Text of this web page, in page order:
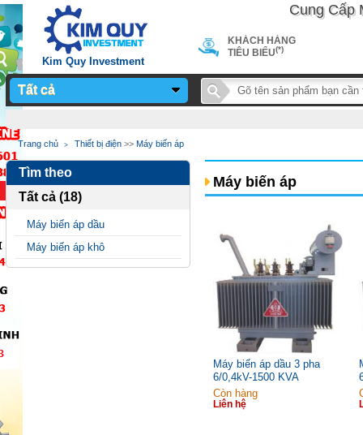
Cung Cấp
Kim Quy Investment
KHÁCH HÀNG
TIÊU BIỂU(*)
Tất cả
Notice : Undefined
variable: page_title in
/home/sieuthimay/domains/sieuthimaycongnghiep.vn/
on line 24
Trang chủ Thiết bị điện >> Máy biến áp
Tìm theo
Tất cả (18)
Máy biến áp dầu
Máy biến áp khô
Máy biến áp
Máy biến áp dầu 3 pha
6/0,4kV-1500 KVA
Còn hàng
Liên hệ